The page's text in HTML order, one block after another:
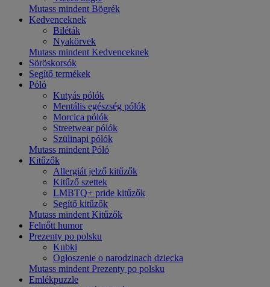
Mutass mindent Bögrék
Kedvenceknek
Biléták
Nyakörvek
Mutass mindent Kedvenceknek
Söröskorsók
Segítő termékek
Póló
Kutyás pólók
Mentális egészség pólók
Morcica pólók
Streetwear pólók
Szülinapi pólók
Mutass mindent Póló
Kitűzők
Allergiát jelző kitűzők
Kitűző szettek
LMBTQ+ pride kitűzők
Segítő kitűzők
Mutass mindent Kitűzők
Felnőtt humor
Prezenty po polsku
Kubki
Ogłoszenie o narodzinach dziecka
Mutass mindent Prezenty po polsku
Emlékpuzzle